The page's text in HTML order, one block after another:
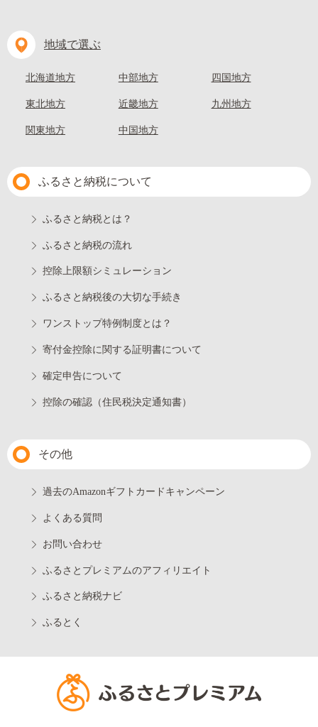
地域で選ぶ
北海道地方
東北地方
関東地方
中部地方
近畿地方
中国地方
四国地方
九州地方
ふるさと納税について
ふるさと納税とは？
ふるさと納税の流れ
控除上限額シミュレーション
ふるさと納税後の大切な手続き
ワンストップ特例制度とは？
寄付金控除に関する証明書について
確定申告について
控除の確認（住民税決定通知書）
その他
過去のAmazonギフトカードキャンペーン
よくある質問
お問い合わせ
ふるさとプレミアムのアフィリエイト
ふるさと納税ナビ
ふるとく